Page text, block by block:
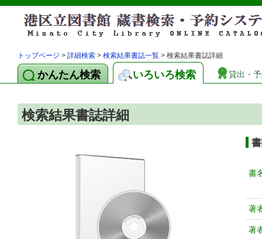
トップページ > 詳細検索 > 検索結果書誌一覧 > 検索結果書誌詳細
かんたん検索 いろいろ検索 貸出・
検索結果書誌詳細
書
著
著